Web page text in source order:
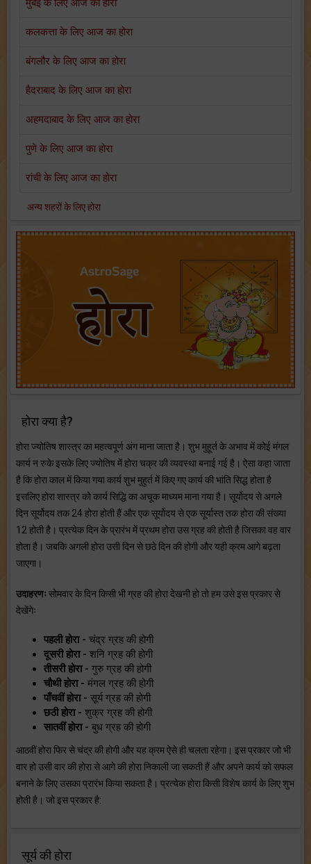
मुंबई के लिए आज का होरा
कलकत्ता के लिए आज का होरा
बंगलौर के लिए आज का होरा
हैदराबाद के लिए आज का होरा
अहमदाबाद के लिए आज का होरा
पुणे के लिए आज का होरा
रांची के लिए आज का होरा
अन्य शहरों के लिए होरा
होरा क्या है?
होरा ज्योतिष शास्त्र का महत्वपूर्ण अंग माना जाता है। शुभ मुहूर्त के अभाव में कोई मंगल
कार्य न रुके इसके लिए ज्योतिष में होरा चक्र की व्यवस्था बनाई गई है। ऐसा कहा जाता
है कि होरा काल में किया गया कार्य शुभ मुहुर्त में किए गए कार्य की भांति सिद्ध होता है
इसलिए होरा शास्त्र को कार्य सिद्धि का अचूक माध्यम माना गया है। सूर्योदय से अगले
दिन सूर्योदय तक 24 होरा होती हैं और एक सूर्योदय से एक सूर्यास्त तक होरा की संख्या
12 होती है। प्रत्येक दिन के प्रारंभ में प्रथम होरा उस ग्रह की होती है जिसका वह वार
होता है। जबकि अगली होरा उसी दिन से छठे दिन की होगी और यही क्रम आगे बढ़ता
जाएगा।
उदाहरणःसोमवार के दिन किसी भी ग्रह की होरा देखनी हो तो हम उसे इस प्रकार से
देखेंगेः
पहली होरा - चंद्र ग्रह की होगी
दूसरी होरा - शनि ग्रह की होगी
तीसरी होरा - गुरु ग्रह की होगी
चौथी होरा - मंगल ग्रह की होगी
पाँचवीं होरा - सूर्य ग्रह की होगी
छठी होरा - शुक्र ग्रह की होगी
सातवीं होरा - बुध ग्रह की होगी
आठवीं होरा फिर से चंद्र की होगी और यह क्रम ऐसे ही चलता रहेगा। इस प्रकार जो भी
वार हो उसी वार की होरा से आगे की होरा निकाली जा सकती हैं और अपने कार्य को सफल
बनाने के लिए उसका प्रारंभ किया सकता है। प्रत्येक होरा किसी विशेष कार्य के लिए शुभ
होती है। जो इस प्रकार है:
सूर्य की होरा